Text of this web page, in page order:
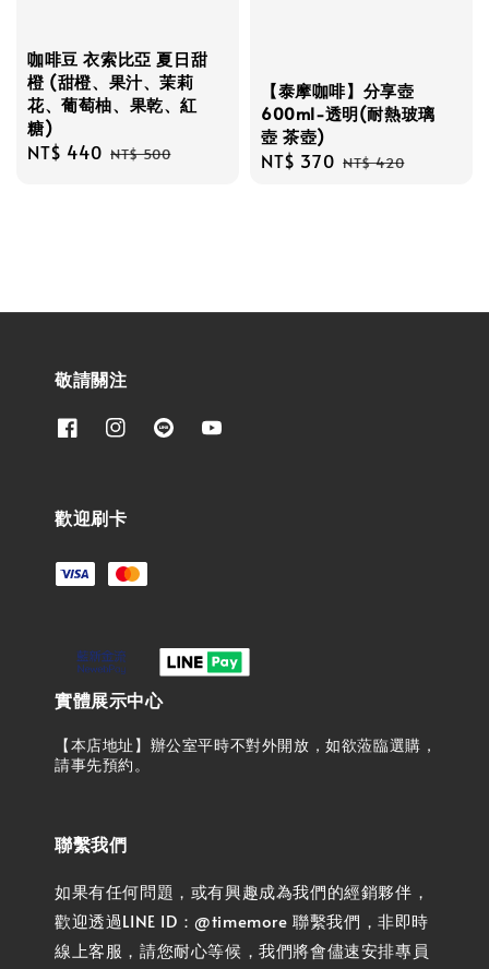
咖啡豆 衣索比亞 夏日甜
橙 (甜橙、果汁、茉莉
花、葡萄柚、果乾、紅
糖)
Sale
NT$ 440 Regular
NT$ 500
【泰摩咖啡】分享壺
600ml-透明(耐熱玻璃
壺 茶壺)
Sale
NT$ 370 Regular
NT$ 420
敬請關注
歡迎刷卡
實體展示中心
【本店地址】辦公室平時不對外開放，如欲蒞臨選購，
請事先預約。
聯繫我們
如果有任何問題，或有興趣成為我們的經銷夥伴，
歡迎透過LINE ID：@timemore 聯繫我們，非即時
線上客服，請您耐心等候，我們將會儘速安排專員